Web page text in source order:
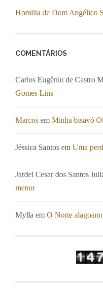
Homilia de Dom Angélico
COMENTÁRIOS
Carlos Eugênio de Castro
Gomes Lins
Marcos emMinha bisavó
Jéssica Santos emUma
Jardel Cesar dos Santos
menor
Mylla emO Norte